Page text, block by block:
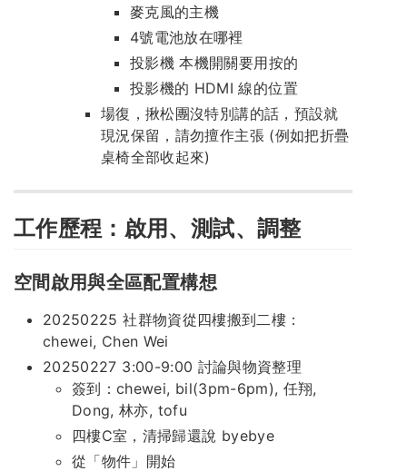
麥克風的主機
4號電池放在哪裡
投影機 本機開關要用按的
投影機的 HDMI 線的位置
場復，揪松團沒特別講的話，預設就
現況保留，請勿擅作主張 (例如把折疊
桌椅全部收起來)
工作歷程：啟用、測試、調整
空間啟用與全區配置構想
20250225 社群物資從四樓搬到二樓：
chewei, Chen Wei
20250227 3:00-9:00 討論與物資整理
簽到：chewei, bil(3pm-6pm), 任翔,
Dong, 林亦, tofu
四樓C室，清掃歸還說 byebye
從「物件」開始